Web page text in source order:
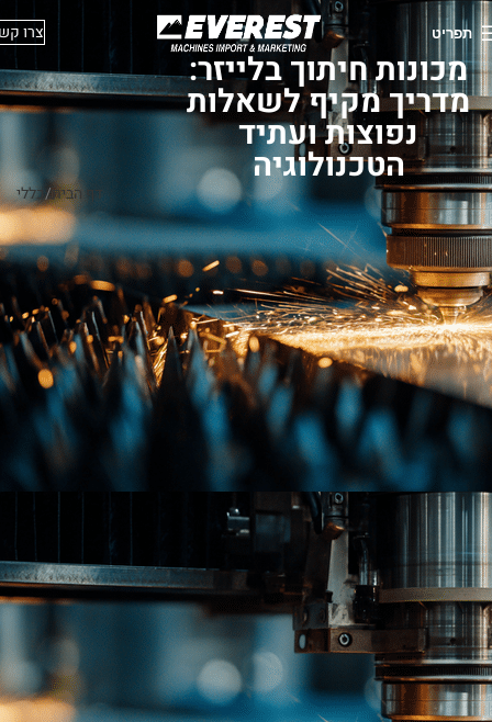
תפריט צרו
מכונות חיתוך בלייזר:
מדריך מקיף לשאלות
נפוצות ועתיד
הטכנולוגיה
דף הבית כללי